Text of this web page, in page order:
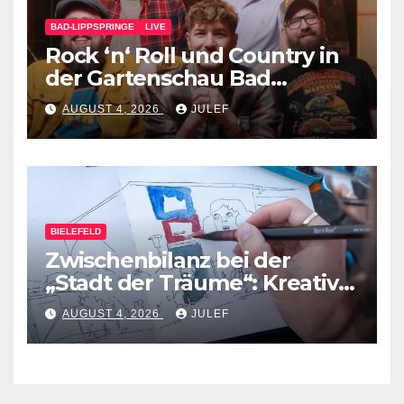
BAD-LIPPSPRINGE LIVE
Rock ‘n‘ Roll und Country in
der Gartenschau Bad
Lippspringe
AUGUST 4, 2026 JULEF
BIELEFELD
Zwischenbilanz bei der
„Stadt der Träume“: Kreative
Ideen nehmen Gestalt an
AUGUST 4, 2026 JULEF